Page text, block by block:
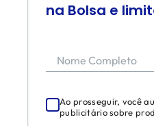
na Bolsa e
Nome Completo
Ao prosseguir, você
publicitário sobre